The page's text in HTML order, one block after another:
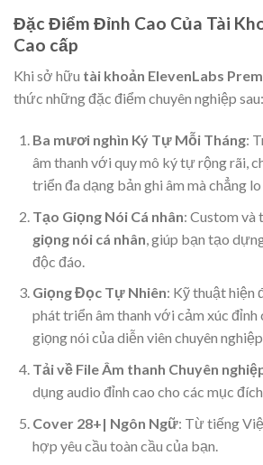
Đặc Điểm Đỉnh Cao Của Tài
Cao cấp
Khi sở hữu tài khoản ElevenLabs
thức những đặc điểm chuyên nghiệp sau:
Ba mươi nghìn Ký Tự Mỗi Tháng:
âm thanh với quy mô ký tự rộng rãi,
triển đa dạng bản ghi âm mà chẳng
Tạo Giọng Nói Cá nhân: Custom và
giọng nói cá nhân , giúp bạn tạo
độc đáo.
Giọng Đọc Tự Nhiên: Kỹ thuật hiện
phát triển âm thanh với cảm xúc đỉnh
giọng nói của diễn viên chuyên
Tải về File Âm thanh Chuyên
dụng audio đỉnh cao cho các mục
Cover 28+| Ngôn Ngữ: Từ tiếng
hợp yêu cầu toàn cầu của bạn.